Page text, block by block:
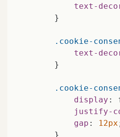
text-
        }
.cookie-
text-
        }
.cookie-
display :
justify-
gap : 12px
        }